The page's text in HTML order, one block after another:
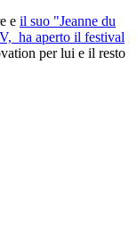
e il suo "Jeanne du
ha aperto il festival
per lui e il resto